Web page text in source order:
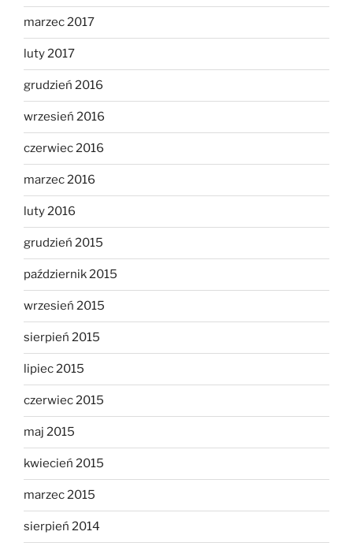
marzec 2017
luty 2017
grudzień 2016
wrzesień 2016
czerwiec 2016
marzec 2016
luty 2016
grudzień 2015
październik 2015
wrzesień 2015
sierpień 2015
lipiec 2015
czerwiec 2015
maj 2015
kwiecień 2015
marzec 2015
sierpień 2014